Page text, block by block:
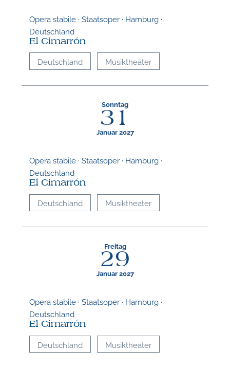
Opera stabile · Staatsoper · Hamburg ·
Deutschland
El Cimarrón
Deutschland Musiktheater
Sonntag
31
Januar 2027
Opera stabile · Staatsoper · Hamburg ·
Deutschland
El Cimarrón
Deutschland Musiktheater
Freitag
29
Januar 2027
Opera stabile · Staatsoper · Hamburg ·
Deutschland
El Cimarrón
Deutschland Musiktheater